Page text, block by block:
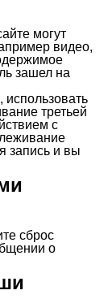
могут
видео,
зашел на
использовать
третьей
с
запись и вы
сброс
о